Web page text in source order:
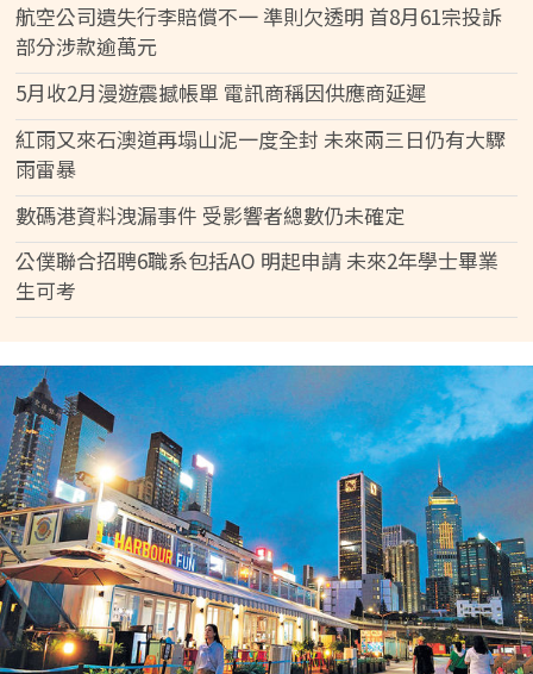
航空公司遺失行李賠償不一 準則欠透明 首8月61宗投訴
部分涉款逾萬元
5月收2月漫遊震撼帳單 電訊商稱因供應商延遲
紅雨又來石澳道再塌山泥一度全封 未來兩三日仍有大驟
雨雷暴
數碼港資料洩漏事件 受影響者總數仍未確定
公僕聯合招聘6職系包括AO 明起申請 未來2年學士畢業
生可考